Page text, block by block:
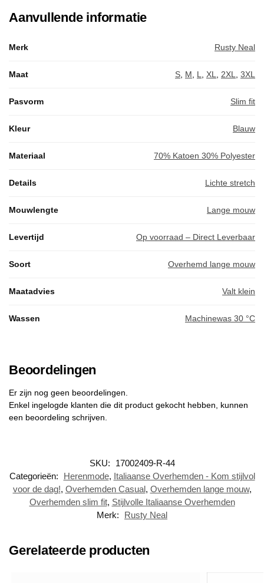
Aanvullende informatie
Merk Rusty Neal
Maat S M L XL 2XL 3XL
Pasvorm Slim fit
Kleur Blauw
Materiaal 70% Katoen 30% Polyester
Details Lichte stretch
Mouwlengte Lange mouw
Levertijd Op voorraad – Direct Leverbaar
Soort Overhemd lange mouw
Maatadvies Valt klein
Wassen Machinewas 30 °C
Beoordelingen
Er zijn nog geen beoordelingen.
Enkel ingelogde klanten die dit product gekocht hebben, kunnen
een beoordeling schrijven.
SKU:
17002409-R-44
Categorieën:
Herenmode, Italiaanse Overhemden - Kom stijlvol
voor de dag!, Overhemden Casual, Overhemden lange mouw,
Overhemden slim fit, Stijlvolle Italiaanse Overhemden
Merk:
Rusty Neal
Gerelateerde producten